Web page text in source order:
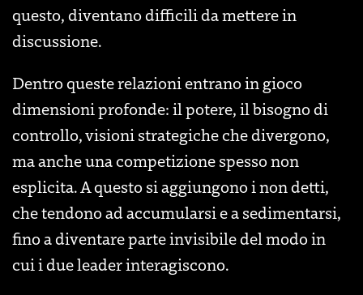
questo, diventano difficili da mettere in
discussione.
Dentro queste relazioni entrano in gioco
dimensioni profonde: il potere, il bisogno di
controllo, visioni strategiche che divergono,
ma anche una competizione spesso non
esplicita. A questo si aggiungono i non detti,
che tendono ad accumularsi e a sedimentarsi,
fino a diventare parte invisibile del modo in
cui i due leader interagiscono.